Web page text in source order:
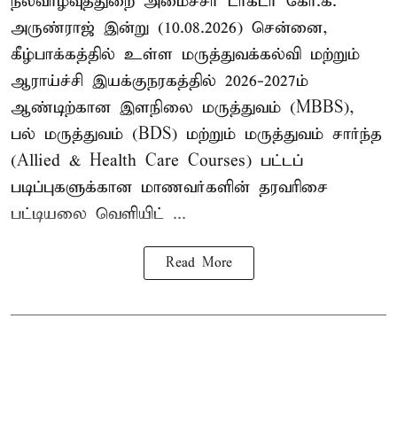
அருண்ராஜ் இன்று (10.08.2026) சென்னை,
கீழ்பாக்கத்தில் உள்ள மருத்துவக்கல்வி மற்றும்
ஆராய்ச்சி இயக்குநரகத்தில் 2026-2027ம்
ஆண்டிற்கான இளநிலை மருத்துவம் (MBBS),
பல் மருத்துவம் (BDS) மற்றும் மருத்துவம் சார்ந்த
(Allied & Health Care Courses) பட்டப்
படிப்புகளுக்கான மாணவர்களின் தரவரிசை
பட்டியலை வெளியிட் ...
Read More